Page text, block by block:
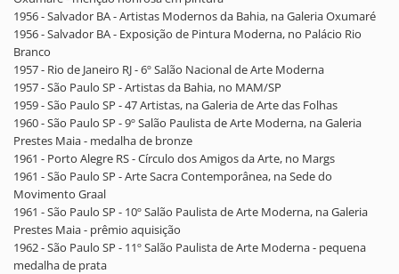
1956 - Salvador BA - Artistas Modernos da Bahia, na Galeria Oxumaré
1956 - Salvador BA - Exposição de Pintura Moderna, no Palácio Rio
Branco
1957 - Rio de Janeiro RJ - 6º Salão Nacional de Arte Moderna
1957 - São Paulo SP - Artistas da Bahia, no MAM/SP
1959 - São Paulo SP - 47 Artistas, na Galeria de Arte das Folhas
1960 - São Paulo SP - 9º Salão Paulista de Arte Moderna, na Galeria
Prestes Maia - medalha de bronze
1961 - Porto Alegre RS - Círculo dos Amigos da Arte, no Margs
1961 - São Paulo SP - Arte Sacra Contemporânea, na Sede do
Movimento Graal
1961 - São Paulo SP - 10º Salão Paulista de Arte Moderna, na Galeria
Prestes Maia - prêmio aquisição
1962 - São Paulo SP - 11º Salão Paulista de Arte Moderna - pequena
medalha de prata